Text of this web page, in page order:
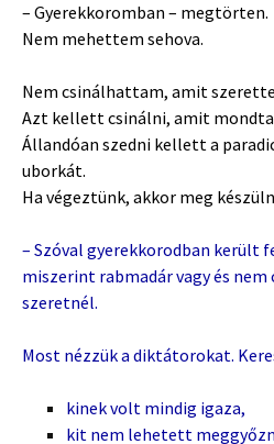
– Gyerekkoromban – megtörten.
Nem mehettem sehova.
Nem csinálhattam, amit
Azt kellett csinálni, amit
Állandóan szedni kellett a
uborkát.
Ha végeztünk, akkor meg
– Szóval gyerekkorodban került
miszerint rabmadár vagy és
szeretnél.
Most nézzük a diktátorokat.
kinek volt mindig igaza,
kit nem lehetett